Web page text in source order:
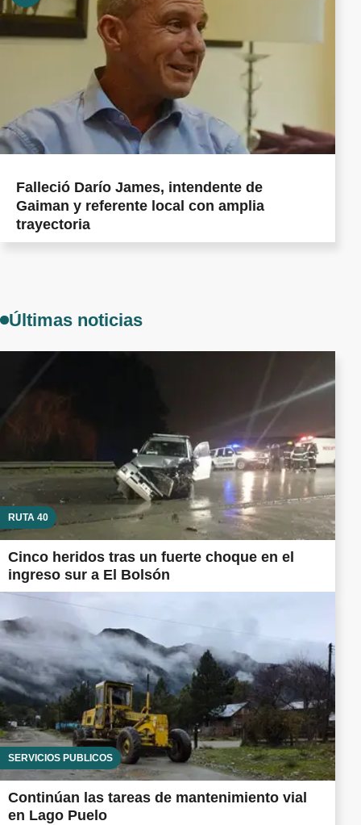
Falleció Darío James, intendente de
Gaiman y referente local con amplia
trayectoria
Últimas noticias
RUTA 40
Cinco heridos tras un fuerte choque en el
ingreso sur a El Bolsón
SERVICIOS PÚBLICOS
Continúan las tareas de mantenimiento vial
en Lago Puelo